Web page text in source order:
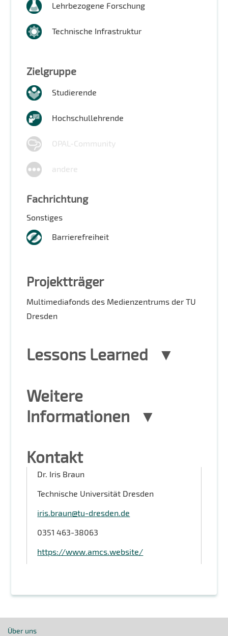
Lehrbezogene Forschung
Technische Infrastruktur
Zielgruppe
Studierende
Hochschullehrende
OPAL-Community
andere
Fachrichtung
Sonstiges
Barrierefreiheit
Projektträger
Multimediafonds des Medienzentrums der TU
Dresden
Lessons Learned
Weitere
Informationen
Kontakt
Dr. Iris Braun
Technische Universität Dresden
iris.braun@tu-dresden.de
0351 463-38063
https://www.amcs.website/
Über uns